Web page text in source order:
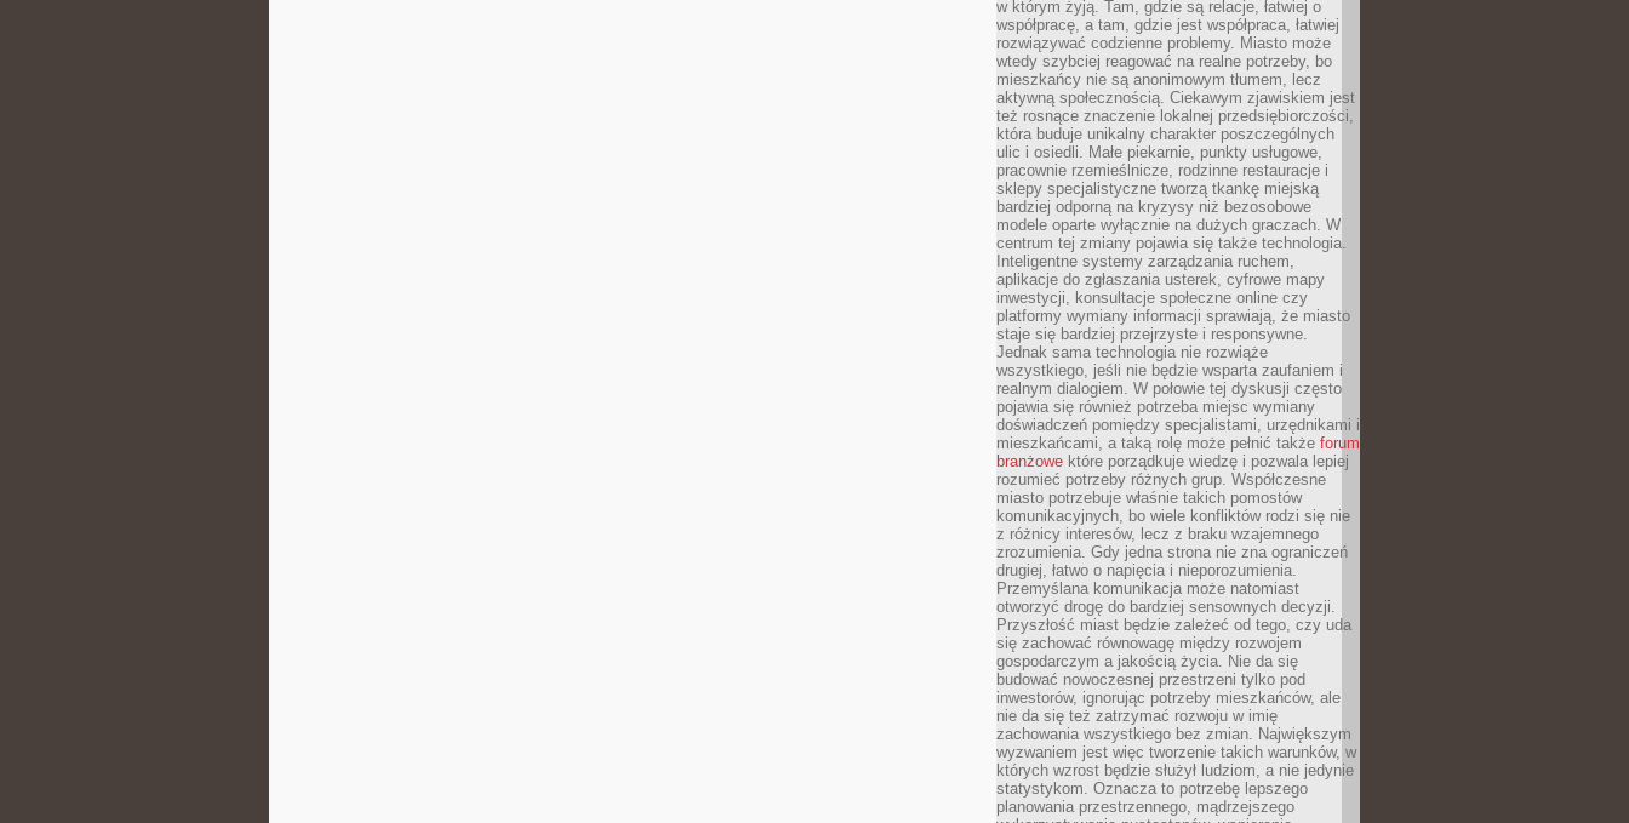
w którym żyją. Tam, gdzie są relacje, łatwiej o
współpracę, a tam, gdzie jest współpraca, łatwiej
rozwiązywać codzienne problemy. Miasto może
wtedy szybciej reagować na realne potrzeby, bo
mieszkańcy nie są anonimowym tłumem, lecz
aktywną społecznością. Ciekawym zjawiskiem jest
też rosnące znaczenie lokalnej przedsiębiorczości,
która buduje unikalny charakter poszczególnych
ulic i osiedli. Małe piekarnie, punkty usługowe,
pracownie rzemieślnicze, rodzinne restauracje i
sklepy specjalistyczne tworzą tkankę miejską
bardziej odporną na kryzysy niż bezosobowe
modele oparte wyłącznie na dużych graczach. W
centrum tej zmiany pojawia się także technologia.
Inteligentne systemy zarządzania ruchem,
aplikacje do zgłaszania usterek, cyfrowe mapy
inwestycji, konsultacje społeczne online czy
platformy wymiany informacji sprawiają, że miasto
staje się bardziej przejrzyste i responsywne.
Jednak sama technologia nie rozwiąże
wszystkiego, jeśli nie będzie wsparta zaufaniem i
realnym dialogiem. W połowie tej dyskusji często
pojawia się również potrzeba miejsc wymiany
doświadczeń pomiędzy specjalistami, urzędnikami i
mieszkańcami, a taką rolę może pełnić także forum
branżowe które porządkuje wiedzę i pozwala lepiej
rozumieć potrzeby różnych grup. Współczesne
miasto potrzebuje właśnie takich pomostów
komunikacyjnych, bo wiele konfliktów rodzi się nie
z różnicy interesów, lecz z braku wzajemnego
zrozumienia. Gdy jedna strona nie zna ograniczeń
drugiej, łatwo o napięcia i nieporozumienia.
Przemyślana komunikacja może natomiast
otworzyć drogę do bardziej sensownych decyzji.
Przyszłość miast będzie zależeć od tego, czy uda
się zachować równowagę między rozwojem
gospodarczym a jakością życia. Nie da się
budować nowoczesnej przestrzeni tylko pod
inwestorów, ignorując potrzeby mieszkańców, ale
nie da się też zatrzymać rozwoju w imię
zachowania wszystkiego bez zmian. Największym
wyzwaniem jest więc tworzenie takich warunków, w
których wzrost będzie służył ludziom, a nie jedynie
statystykom. Oznacza to potrzebę lepszego
planowania przestrzennego, mądrzejszego